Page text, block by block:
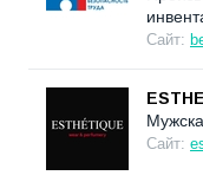
Сайт:
Сайт: